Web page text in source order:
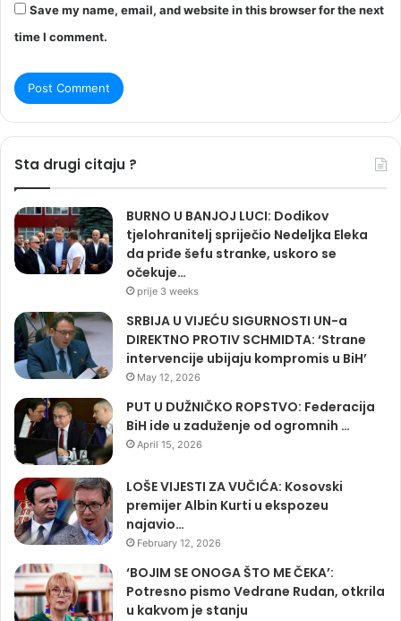
Save my name, email, and website in this browser for the next
time I comment.
Sta drugi citaju ?
BURNO U BANJOJ LUCI: Dodikov
tjelohranitelj spriječio Nedeljka Eleka
da priđe šefu stranke, uskoro se
očekuje…
prije 3 weeks
SRBIJA U VIJEĆU SIGURNOSTI UN-a
DIREKTNO PROTIV SCHMIDTA: ‘Strane
intervencije ubijaju kompromis u BiH’
May 12, 2026
PUT U DUŽNIČKO ROPSTVO: Federacija
BiH ide u zaduženje od ogromnih …
April 15, 2026
LOŠE VIJESTI ZA VUČIĆA: Kosovski
premijer Albin Kurti u ekspozeu
najavio…
February 12, 2026
‘BOJIM SE ONOGA ŠTO ME ČEKA’:
Potresno pismo Vedrane Rudan, otkrila
u kakvom je stanju